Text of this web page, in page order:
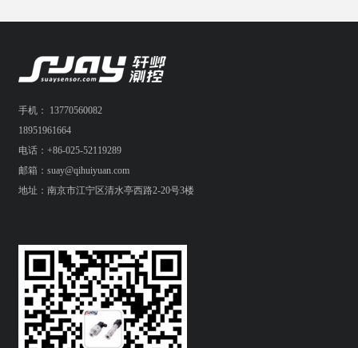
手机： 13770560082
18951961664
电话：+86-025-52119289
邮箱：suay@qihuiyuan.com
地址：南京市江宁区清水亭西路2-20号3楼